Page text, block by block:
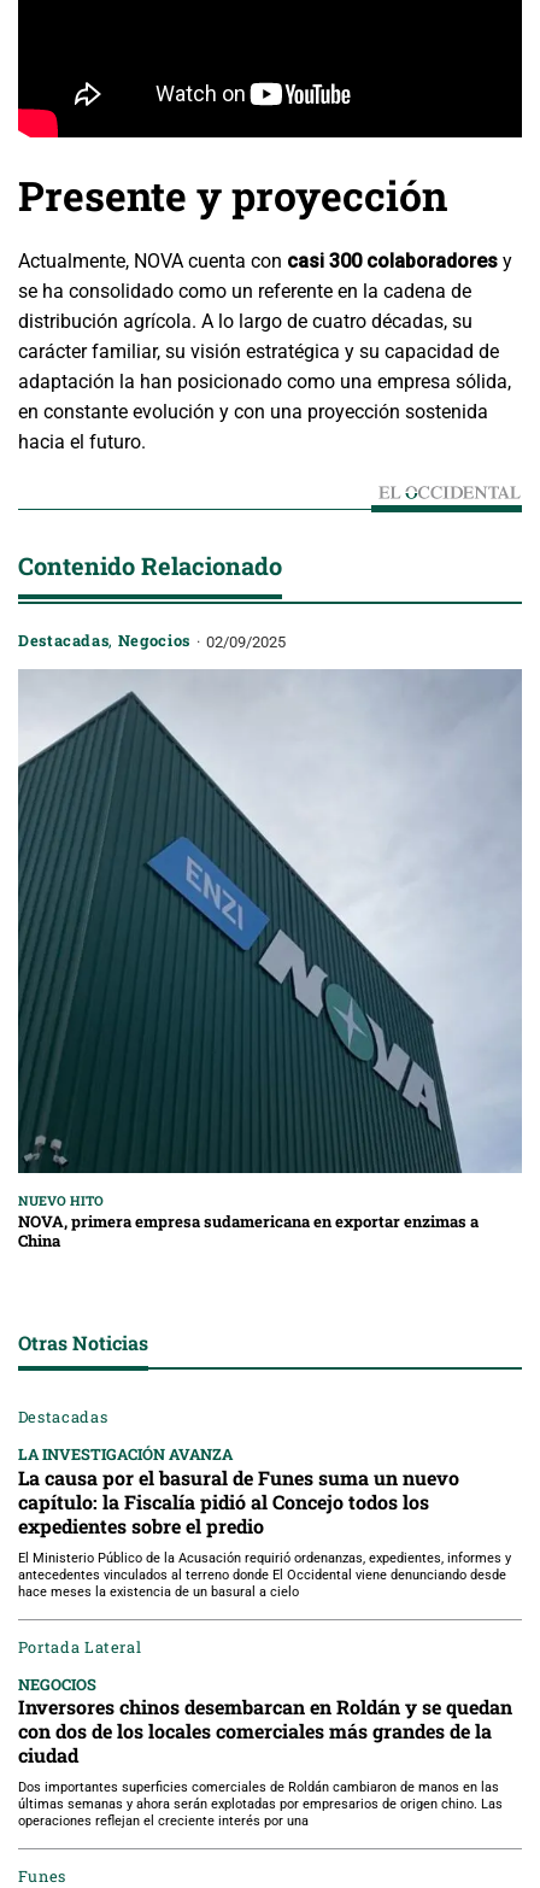
Presente y proyección
Actualmente, NOVA cuenta con casi 300 colaboradores y
se ha consolidado como un referente en la cadena de
distribución agrícola. A lo largo de cuatro décadas, su
carácter familiar, su visión estratégica y su capacidad de
adaptación la han posicionado como una empresa sólida,
en constante evolución y con una proyección sostenida
hacia el futuro.
Contenido Relacionado
Destacadas, Negocios 02/09/2025
NUEVO HITO
NOVA, primera empresa sudamericana en exportar enzimas a
China
Otras Noticias
Destacadas
LA INVESTIGACIÓN AVANZA
La causa por el basural de Funes suma un nuevo
capítulo: la Fiscalía pidió al Concejo todos los
expedientes sobre el predio
El Ministerio Público de la Acusación requirió ordenanzas, expedientes, informes y
antecedentes vinculados al terreno donde El Occidental viene denunciando desde
hace meses la existencia de un basural a cielo
Portada Lateral
NEGOCIOS
Inversores chinos desembarcan en Roldán y se quedan
con dos de los locales comerciales más grandes de la
ciudad
Dos importantes superficies comerciales de Roldán cambiaron de manos en las
últimas semanas y ahora serán explotadas por empresarios de origen chino. Las
operaciones reflejan el creciente interés por una
Funes